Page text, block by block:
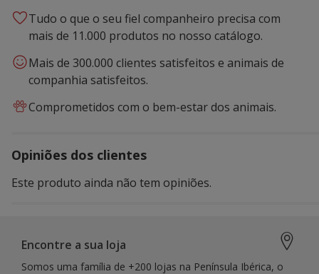
Tudo o que o seu fiel companheiro precisa com
mais de 11.000 produtos no nosso catálogo.
Mais de 300.000 clientes satisfeitos e animais de
companhia satisfeitos.
Comprometidos com o bem-estar dos animais.
Opiniões dos clientes
Este produto ainda não tem opiniões.
Encontre a sua loja
Somos uma família de +200 lojas na Península Ibérica, o